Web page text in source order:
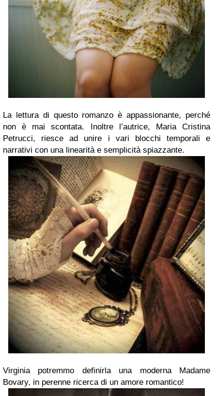
La lettura di questo romanzo è appassionante, perché
non è mai scontata. Inoltre l’autrice, Maria Cristina
Petrucci, riesce ad unire i vari blocchi temporali e
narrativi con una linearità e semplicità spiazzante.
Virginia potremmo definirla una moderna Madame
Bovary, in perenne ricerca di un amore romantico!